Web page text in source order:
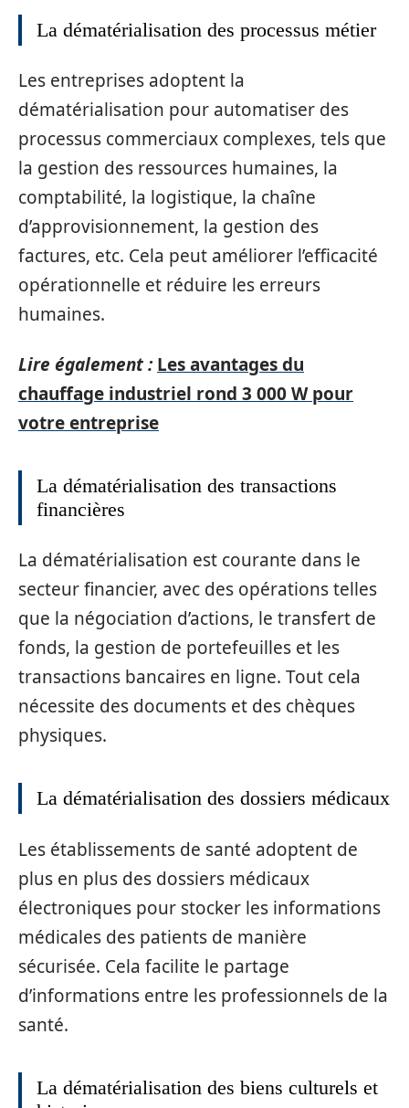
La dématérialisation des processus métier
Les entreprises adoptent la
dématérialisation pour automatiser des
processus commerciaux complexes, tels que
la gestion des ressources humaines, la
comptabilité, la logistique, la chaîne
d’approvisionnement, la gestion des
factures, etc. Cela peut améliorer l’efficacité
opérationnelle et réduire les erreurs
humaines.
Lire également : Les avantages du
chauffage industriel rond 3 000 W pour
votre entreprise
La dématérialisation des transactions
financières
La dématérialisation est courante dans le
secteur financier, avec des opérations telles
que la négociation d’actions, le transfert de
fonds, la gestion de portefeuilles et les
transactions bancaires en ligne. Tout cela
nécessite des documents et des chèques
physiques.
La dématérialisation des dossiers médicaux
Les établissements de santé adoptent de
plus en plus des dossiers médicaux
électroniques pour stocker les informations
médicales des patients de manière
sécurisée. Cela facilite le partage
d’informations entre les professionnels de la
santé.
La dématérialisation des biens culturels et